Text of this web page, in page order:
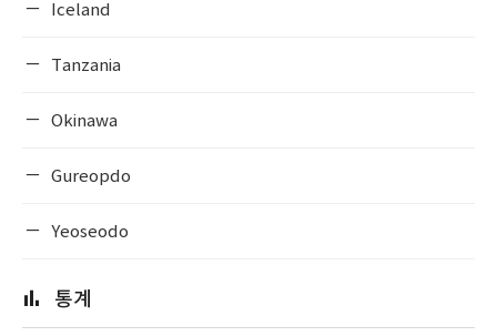
Iceland
Tanzania
Okinawa
Gureopdo
Yeoseodo
통계